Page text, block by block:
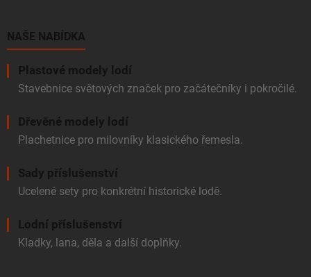
NAŠE NABÍDKA
Plastové modely lodí
Stavebnice světových značek pro začátečníky i pokročilé.
Dřevěné modely lodí
Plachetnice pro milovníky klasického řemesla.
Sady příslušenství
Ucelené sety pro konkrétní historické lodě.
Lodní příslušenství
Kladky, lana, děla a další doplňky.